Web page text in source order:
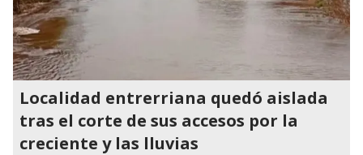
Localidad entrerriana quedó aislada
tras el corte de sus accesos por la
creciente y las lluvias